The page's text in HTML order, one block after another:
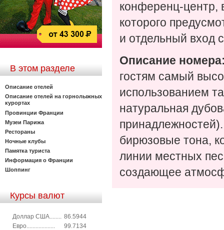
В этом разделе
Описание отелей
Описание отелей на горнолыжных
курортах
Провинции Франции
Музеи Парижа
Рестораны
Ночные клубы
Памятка туриста
Информация о Франции
Шоппинг
Курсы валют
Доллар США........ 86.5944
Евро...................
99.7134
конференц-центр,
которого
и отдельный вход
Описание
гостям самый
использованием
натуральная
бирюзовые тона,
линии местных
создающее